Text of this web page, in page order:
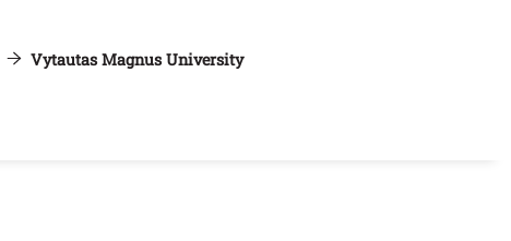
Vytautas Magnus University